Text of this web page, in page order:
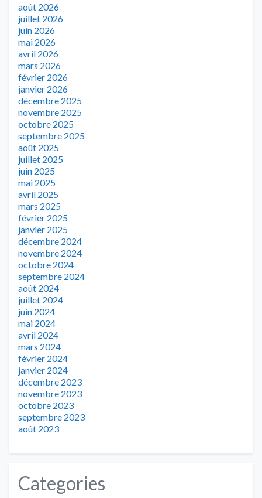
août 2026
juillet 2026
juin 2026
mai 2026
avril 2026
mars 2026
février 2026
janvier 2026
décembre 2025
novembre 2025
octobre 2025
septembre 2025
août 2025
juillet 2025
juin 2025
mai 2025
avril 2025
mars 2025
février 2025
janvier 2025
décembre 2024
novembre 2024
octobre 2024
septembre 2024
août 2024
juillet 2024
juin 2024
mai 2024
avril 2024
mars 2024
février 2024
janvier 2024
décembre 2023
novembre 2023
octobre 2023
septembre 2023
août 2023
Categories